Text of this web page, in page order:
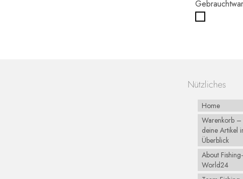
Nützliches
Home
Warenkorb –
deine Artikel
Überblick
About Fishing-
World24